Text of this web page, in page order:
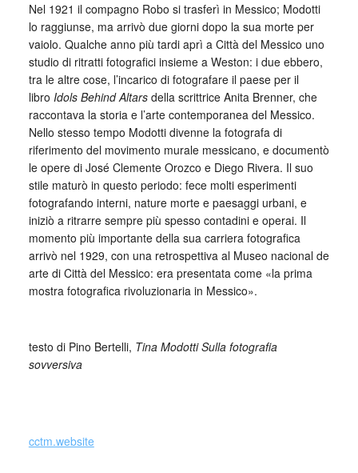
Nel 1921 il compagno Robo si trasferì in Messico; Modotti
lo raggiunse, ma arrivò due giorni dopo la sua morte per
vaiolo. Qualche anno più tardi aprì a Città del Messico uno
studio di ritratti fotografici insieme a Weston: i due ebbero,
tra le altre cose, l’incarico di fotografare il paese per il
libro Idols Behind Altarsdella scrittrice Anita Brenner, che
raccontava la storia e l’arte contemporanea del Messico.
Nello stesso tempo Modotti divenne la fotografa di
riferimento del movimento murale messicano, e documentò
le opere di José Clemente Orozco e Diego Rivera. Il suo
stile maturò in questo periodo: fece molti esperimenti
fotografando interni, nature morte e paesaggi urbani, e
iniziò a ritrarre sempre più spesso contadini e operai. Il
momento più importante della sua carriera fotografica
arrivò nel 1929, con una retrospettiva al Museo nacional de
arte di Città del Messico: era presentata come «la prima
mostra fotografica rivoluzionaria in Messico».
testo di Pino Bertelli, Tina Modotti Sulla fotografia
sovversiva
cctm.website